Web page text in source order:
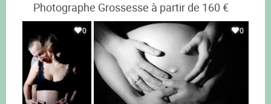
Photographe Grossesse à partir de 160 €
0 0